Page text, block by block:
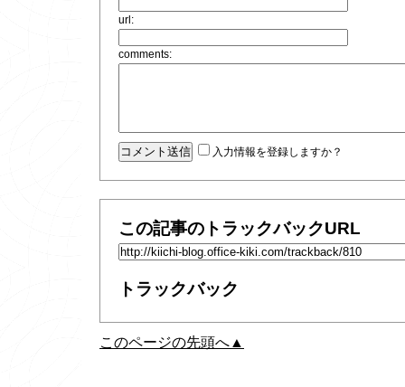
url:
comments:
入力情報を登録しますか？
この記事のトラックバックURL
トラックバック
このページの先頭へ▲